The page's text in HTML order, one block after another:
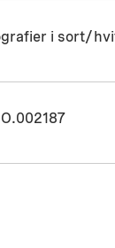
i sort/